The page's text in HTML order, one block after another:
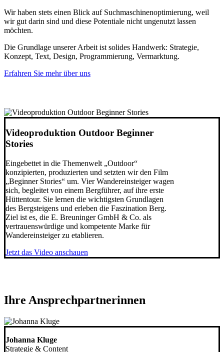
Wir haben stets einen Blick auf Suchmaschinenoptimierung, weil
wir gut darin sind und diese Potentiale nicht ungenutzt lassen
möchten.
Die Grundlage unserer Arbeit ist solides Handwerk: Strategie,
Konzept, Text, Design, Programmierung, Vermarktung.
Erfahren Sie mehr über uns
Videoproduktion Outdoor Beginner
Stories
Eingebettet in die Themenwelt „Outdoor“
konzipierten, produzierten und setzten wir den Film
„Beginner Stories“ um. Vier Wandereinsteiger wagen
sich, begleitet von einem Bergführer, auf ihre erste
Hüttentour. Sie lernen die wichtigsten Grundlagen
des Bergsteigens und erleben die Faszination Berg.
Ziel ist es, die E. Breuninger GmbH & Co. als
vertrauenswürdige und kompetente Marke für
Wandereinsteiger zu etablieren.
Jetzt das Video anschauen
Ihre Ansprechpartnerinnen
Johanna Kluge
Strategie & Content